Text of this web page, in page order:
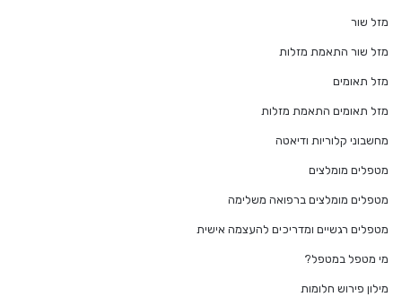
מזל שור
מזל שור התאמת מזלות
מזל תאומים
מזל תאומים התאמת מזלות
מחשבוני קלוריות ודיאטה
מטפלים מומלצים
מטפלים מומלצים ברפואה משלימה
מטפלים רגשיים ומדריכים להעצמה אישית
מי מטפל במטפל?
מילון פירוש חלומות